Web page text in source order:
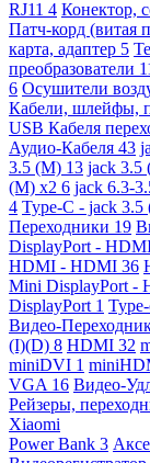
RJ11 4 Конектор,
Патч-корд (витая
карта, адаптер 5
преобразователи
6 Осушители
Кабели, шлейфы,
USB Кабеля
Аудио-Кабеля 43
3.5 (M) 13 jack 3.5
(M) x2 6 jack 6.3-
4 Type-C - jack 3.5
Переходники 19
DisplayPort -
HDMI - HDMI 36
Mini DisplayPort -
DisplayPort 1
Видео-
(I)(D) 8 HDMI 32
miniDVI 1
VGA 16 Видео-
Рейзеры,
Xiaomi
Power Bank 3